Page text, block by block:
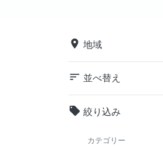
place 地域
sort 並べ替え
local_offer 絞り込み
カテゴリー